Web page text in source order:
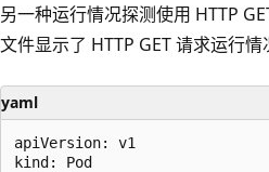
另一种运行情况探测使用 HTTP
文件显示了 HTTP GET 请求运行情
yaml
apiVersion: v1
kind: Pod